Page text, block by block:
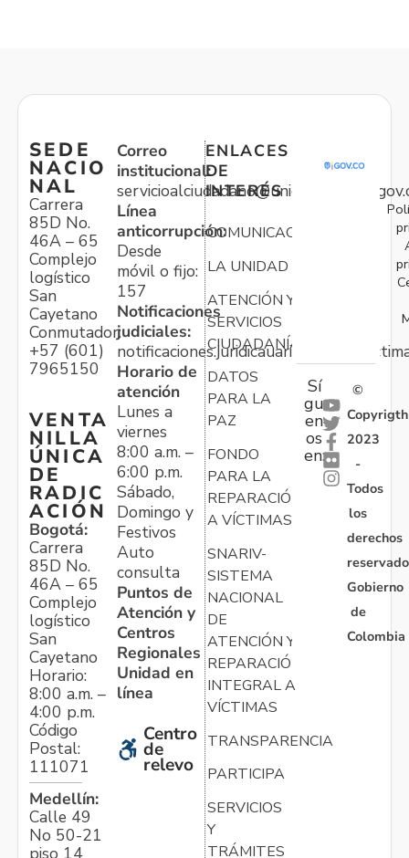
SEDE
NACIO
NAL
Carrera
85D No.
46A – 65
Complejo
logístico
San
Cayetano
Conmutador:
+57 (601)
7965150
VENTA
NILLA
ÚNICA
DE
RADIC
ACIÓN
Bogotá:
Carrera
85D No.
46A – 65
Complejo
logístico
San
Cayetano
Horario:
8:00 a.m. –
4:00 p.m.
Código
Postal:
111071
Medellín:
Calle 49
No 50-21
piso 14
Correo
institucional:
Línea
anticorrupción:
Desde
móvil o fijo:
157
Notificaciones
judiciales:
Horario de
atención
Lunes a
viernes
8:00 a.m. –
6:00 p.m.
Sábado,
Domingo y
Festivos
Auto
consulta
Puntos de
Atención y
Centros
Regionales
Unidad en
línea
Centro
de
relevo
ENLACES
DE
INTERÉS
COMUNICACIONES
LA UNIDAD
ATENCIÓN Y
SERVICIOS
CIUDADANÍA
DATOS
PARA LA
PAZ
FONDO
PARA LA
REPARACIÓN
A VÍCTIMAS
SNARIV-
SISTEMA
NACIONAL
DE
ATENCIÓN Y
REPARACIÓN
INTEGRAL A
VÍCTIMAS
TRANSPARENCIA
PARTICIPA
SERVICIOS
Y
TRÁMITES
Sí
gu
en
os
en:
©
Copyrigth
2023
-
Todos
los
derechos
Gobierno
de
Colombia